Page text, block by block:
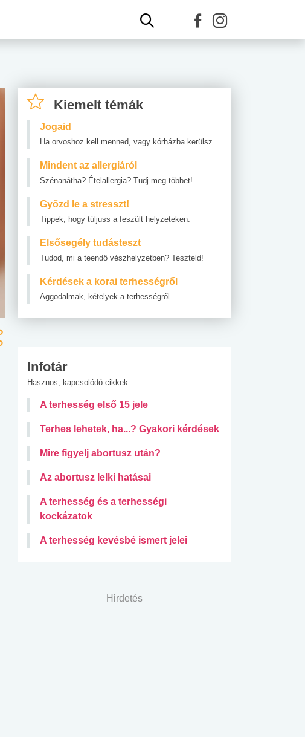
Kiemelt témák
Jogaid
Ha orvoshoz kell menned, vagy kórházba kerülsz
Mindent az allergiáról
Szénanátha? Ételallergia? Tudj meg többet!
Győzd le a stresszt!
Tippek, hogy túljuss a feszült helyzeteken.
Elsősegély tudásteszt
Tudod, mi a teendő vészhelyzetben? Teszteld!
Kérdések a korai terhességről
Aggodalmak, kételyek a terhességről
Infotár
Hasznos, kapcsolódó cikkek
A terhesség első 15 jele
Terhes lehetek, ha...? Gyakori kérdések
Mire figyelj abortusz után?
Az abortusz lelki hatásai
A terhesség és a terhességi
kockázatok
A terhesség kevésbé ismert jelei
Hirdetés